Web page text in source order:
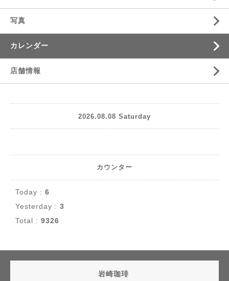
写真
カレンダー
店舗情報
2026.08.08 Saturday
カウンター
Today : 6
Yesterday : 3
Total : 9326
岩崎珈琲